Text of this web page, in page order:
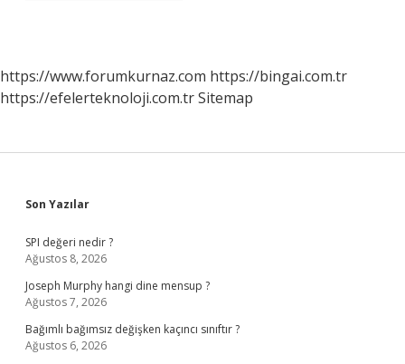
https://www.forumkurnaz.com https://bingai.com.tr
https://efelerteknoloji.com.trSitemap
Sidebar
Son Yazılar
SPI değeri nedir ?
Ağustos 8, 2026
Joseph Murphy hangi dine mensup ?
Ağustos 7, 2026
Bağımlı bağımsız değişken kaçıncı sınıftır ?
Ağustos 6, 2026